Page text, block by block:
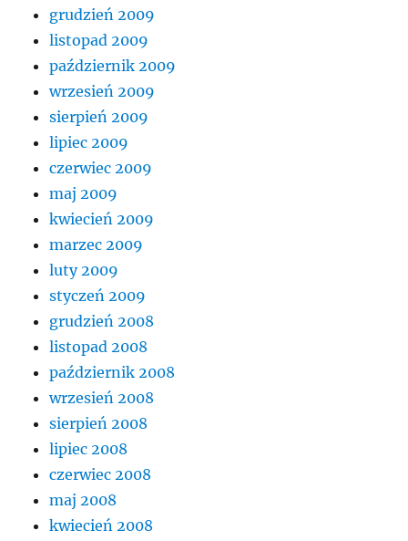
grudzień 2009
listopad 2009
październik 2009
wrzesień 2009
sierpień 2009
lipiec 2009
czerwiec 2009
maj 2009
kwiecień 2009
marzec 2009
luty 2009
styczeń 2009
grudzień 2008
listopad 2008
październik 2008
wrzesień 2008
sierpień 2008
lipiec 2008
czerwiec 2008
maj 2008
kwiecień 2008